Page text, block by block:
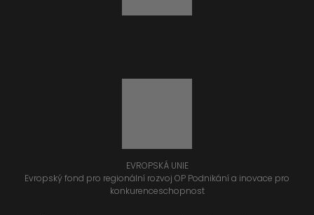
EVROPSKÁ UNIE
Evropský fond pro regionální rozvoj OP Podnikání a inovace pro
konkurenceschopnost